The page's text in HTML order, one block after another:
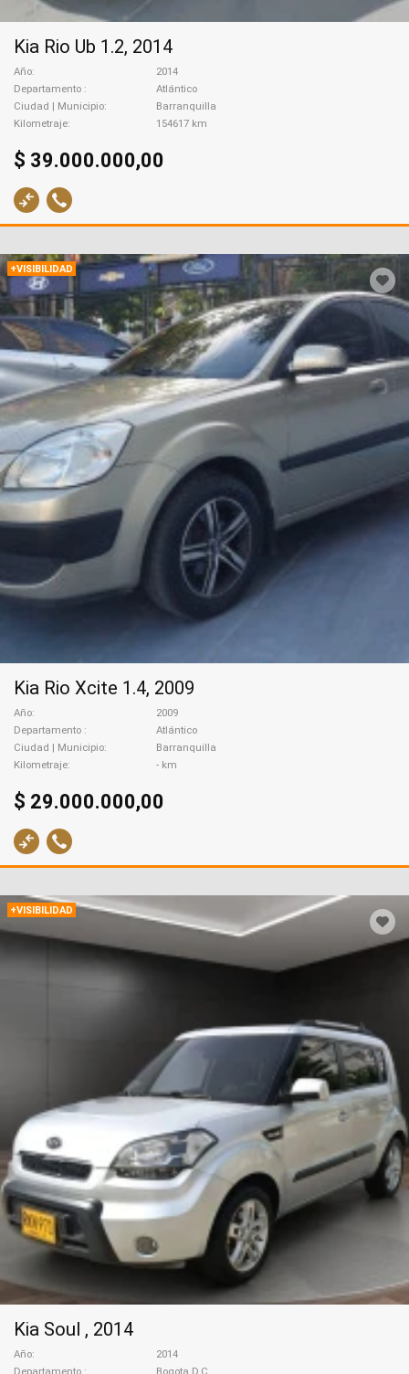
Kia Rio Ub 1.2, 2014
Año
2014
Departamento
Atlántico
Ciudad | Municipio
Barranquilla
Kilometraje
154617 km
$ 39.000.000,00
+VISIBILIDAD
Kia Rio Xcite 1.4, 2009
Año
2009
Departamento
Atlántico
Ciudad | Municipio
Barranquilla
Kilometraje
- km
$ 29.000.000,00
+VISIBILIDAD
Kia Soul , 2014
Año
2014
Departamento
Bogota D.C.